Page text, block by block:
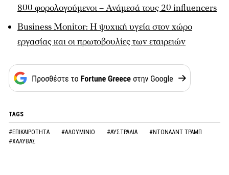
800 φορολογούμενοι – Ανάμεσά τους 20 influencers
Business Monitor: H ψυχική υγεία στον χώρο
εργασίας και οι πρωτοβουλίες των εταιρειών
TAGS
#ΕΠΙΚΑΙΡΟΤΗΤΑ #ΑΛΟΥΜΙΝΙΟ #ΑΥΣΤΡΑΛΙΑ
#ΝΤΟΝΑΛΝΤ ΤΡΑΜΠ
#ΧΑΛΥΒΑΣ